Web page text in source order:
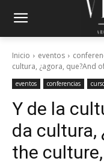
Inicio eventos
cultura, ¿agora, que?And
eventos conferencias
Y de la
da cultura,
the